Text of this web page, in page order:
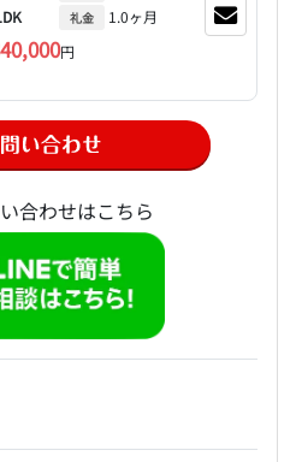
円
礼金 1.0ヶ月
合わせはこちら